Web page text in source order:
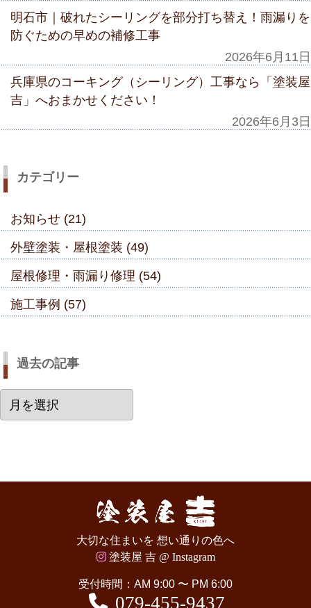
明石市｜破れたシーリングを部分打ち替え！雨漏りを
防ぐための早めの補修工事
2026年6月11日
兵庫県のコーキング（シーリング）工事なら「塗装屋
吉」へおまかせください！
2026年6月3日
カテゴリー
お知らせ (21)
外壁塗装・屋根塗装 (49)
屋根修理・雨漏り修理 (54)
施工事例 (57)
過去の記事
去
大切な住まいを 想い通りの色へ
塗装屋 吉 @ Instagram
受付時間：AM 9:00 〜 PM 6:00
079-455-9437